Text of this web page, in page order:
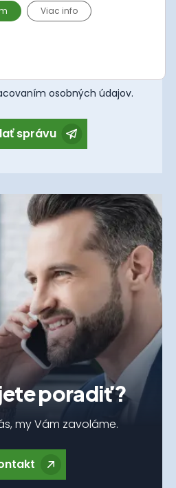
osobných údajov.
správu
poradiť?
my Vám zavoláme.
Viac info